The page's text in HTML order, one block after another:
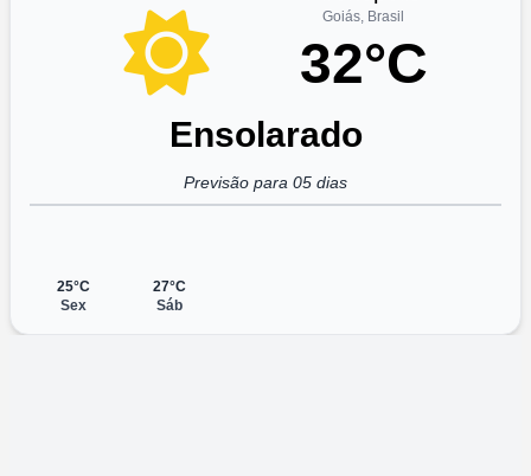
Goiás, Brasil
32°C
Ensolarado
Previsão para 05 dias
25°C
Sex
27°C
Sáb